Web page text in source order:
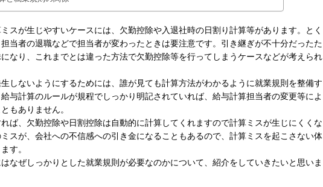
スが生じやすいケースには、欠勤控除や入退社時の日割り計算等があります。とく
当者の退職などで担当者が変わったときは要注意です。引き継ぎが不十分だったた
なり、これまでとは違った方法で欠勤控除等を行ってしまうケースなどが考えられ
しないようにするためには、誰が見ても計算方法がわかるように就業規則を整備す
与計算のルールが規程でしっかり明記されていれば、給与計算担当者の変更等によ
もありません。
ば、欠勤控除や日割控除は自動的に計算してくれますので計算ミスが生じにくくな
スが、会社への不信感への引き金になることもあるので、計算ミスを起こさない体
す。
なぜしっかりとした就業規則が必要なのかについて、紹介をしていきたいと思いま